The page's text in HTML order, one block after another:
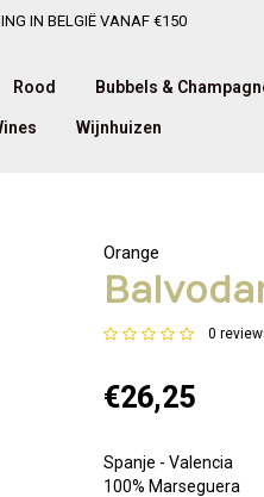
IN BELGIË VANAF €150
Rood Bubbels &
Wijnhuizen
Orange
0
€26,25
Spanje - Valencia
100% Marseguera